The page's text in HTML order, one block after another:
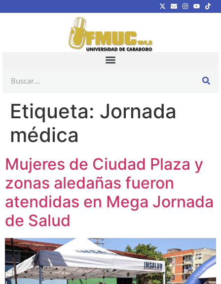
Etiqueta: Jornada
médica
Mujeres de Ciudad Plaza y
zonas aledañas fueron
atendidas en Mega Jornada
de Salud